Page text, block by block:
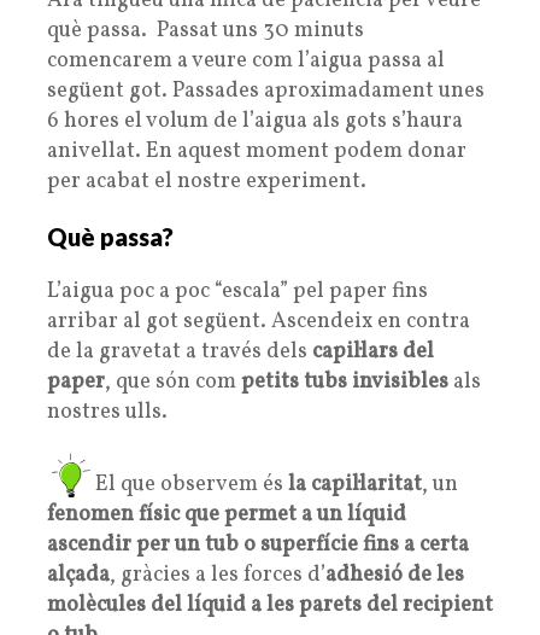
què passa. Passat uns 30 minuts
comencarem a veure com l’aigua passa al
següent got. Passades aproximadament unes
6 hores el volum de l’aigua als gots s’haura
anivellat. En aquest moment podem donar
per acabat el nostre experiment.
Què passa?
L’aigua poc a poc “escala” pel paper fins
arribar al got següent. Ascendeix en contra
de la gravetat a través dels capil·lars del
paper, que són competits tubs invisibles als
nostres ulls.
El que observem és la capil·laritat, un
fenomen físic que permet a un líquid
ascendir per un tub o superfície fins a certa
alçada, gràcies a les forces d’adhesió de les
molècules del líquid a les parets del recipient